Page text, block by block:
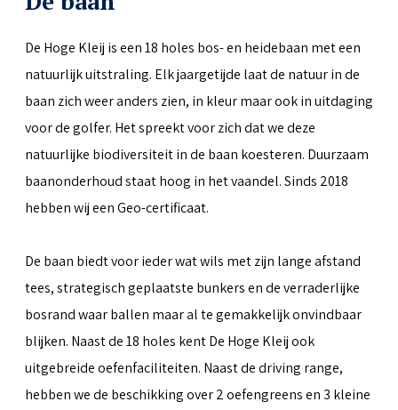
De Hoge Kleij is een 18 holes bos- en heidebaan met een
natuurlijk uitstraling. Elk jaargetijde laat de natuur in de
baan zich weer anders zien, in kleur maar ook in uitdaging
voor de golfer. Het spreekt voor zich dat we deze
natuurlijke biodiversiteit in de baan koesteren. Duurzaam
baanonderhoud staat hoog in het vaandel. Sinds 2018
hebben wij een Geo-certificaat.
De baan biedt voor ieder wat wils met zijn lange afstand
tees, strategisch geplaatste bunkers en de verraderlijke
bosrand waar ballen maar al te gemakkelijk onvindbaar
blijken. Naast de 18 holes kent De Hoge Kleij ook
uitgebreide oefenfaciliteiten. Naast de driving range,
hebben we de beschikking over 2 oefengreens en 3 kleine